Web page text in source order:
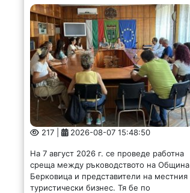
217 | 2026-08-07 15:48:50
На 7 август 2026 г. се проведе работна
среща между ръководството на Община
Берковица и представители на местния
туристически бизнес. Тя бе по